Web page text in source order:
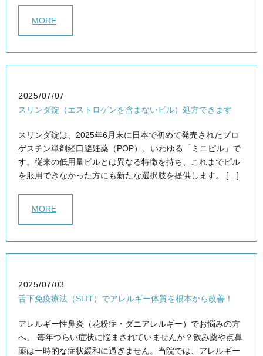
MORE
2025/07/07
スリンダ錠（エストロゲンを含まないピル）処方できます
スリンダ錠は、2025年6月末に日本で初めて発売されたプロ
ゲスチン単剤経口避妊薬（POP）、いわゆる「ミニピル」で
す。従来の低用量ピルとは異なる特徴を持ち、これまでピル
を服用できなかった方にも新たな選択肢を提供します。 […]
MORE
2025/07/03
舌下免疫療法（SLIT）でアレルギー体質を根本から改善！
アレルギー性鼻炎（花粉症・ダニアレルギー）でお悩みの方
へ。 毎年つらい症状に悩まされていませんか？飲み薬や点鼻
薬は一時的な症状緩和に過ぎません。当院では、アレルギー